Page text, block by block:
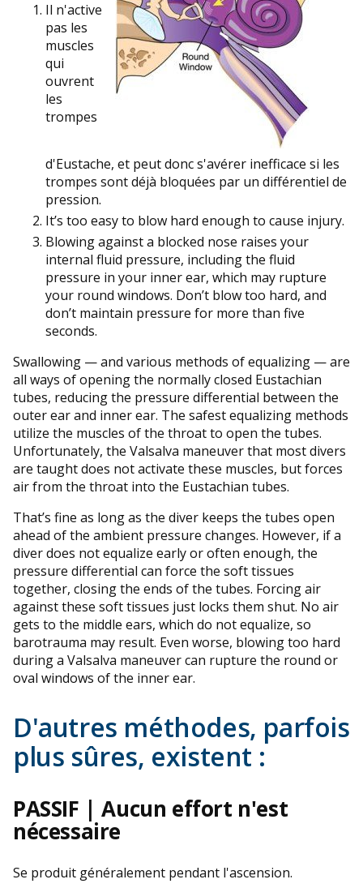
Il n'active
pas les
muscles
qui
ouvrent
les
trompes
d'Eustache, et peut donc s'avérer inefficace si les
trompes sont déjà bloquées par un différentiel de
pression.
It’s too easy to blow hard enough to cause injury.
Blowing against a blocked nose raises your
internal fluid pressure, including the fluid
pressure in your inner ear, which may rupture
your round windows. Don’t blow too hard, and
don’t maintain pressure for more than five
seconds.
Swallowing — and various methods of equalizing — are
all ways of opening the normally closed Eustachian
tubes, reducing the pressure differential between the
outer ear and inner ear. The safest equalizing methods
utilize the muscles of the throat to open the tubes.
Unfortunately, the Valsalva maneuver that most divers
are taught does not activate these muscles, but forces
air from the throat into the Eustachian tubes.
That’s fine as long as the diver keeps the tubes open
ahead of the ambient pressure changes. However, if a
diver does not equalize early or often enough, the
pressure differential can force the soft tissues
together, closing the ends of the tubes. Forcing air
against these soft tissues just locks them shut. No air
gets to the middle ears, which do not equalize, so
barotrauma may result. Even worse, blowing too hard
during a Valsalva maneuver can rupture the round or
oval windows of the inner ear.
D'autres méthodes, parfois
plus sûres, existent :
PASSIF |Aucun effort n'est
nécessaire
Se produit généralement pendant l'ascension.